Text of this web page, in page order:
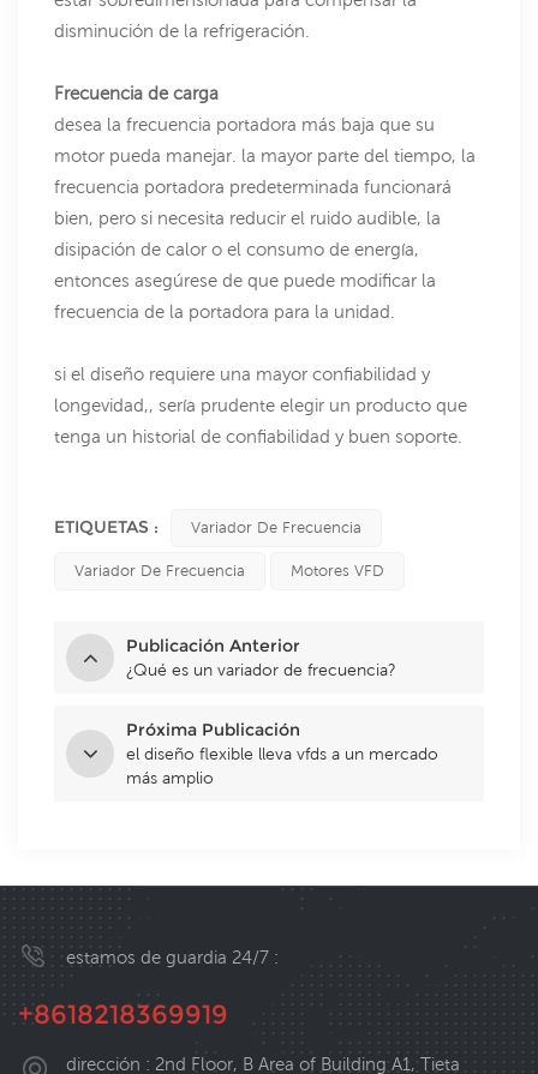
disminución de la refrigeración.
Frecuencia de carga
desea la frecuencia portadora más baja que su
motor pueda manejar. la mayor parte del tiempo, la
frecuencia portadora predeterminada funcionará
bien, pero si necesita reducir el ruido audible, la
disipación de calor o el consumo de energía,
entonces asegúrese de que puede modificar la
frecuencia de la portadora para la unidad.
si el diseño requiere una mayor confiabilidad y
longevidad,, sería prudente elegir un producto que
tenga un historial de confiabilidad y buen soporte.
ETIQUETAS : Variador De Frecuencia
Variador De Frecuencia Motores VFD
Publicación Anterior
¿Qué es un variador de frecuencia?
Próxima Publicación
el diseño flexible lleva vfds a un mercado
más amplio
estamos de guardia 24/7 :
+8618218369919
dirección : 2nd Floor, B Area of Building A1, Tieta